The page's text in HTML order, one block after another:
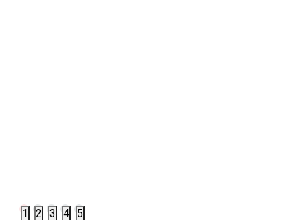
1 2 3 4 5